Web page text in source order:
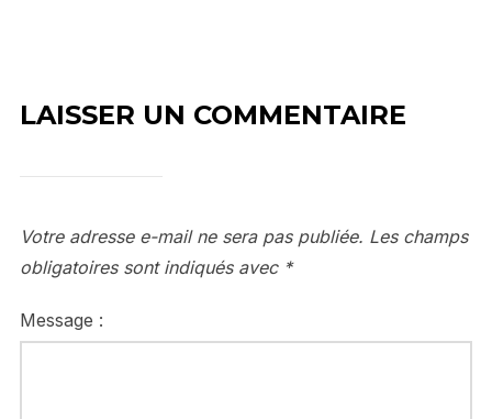
LAISSER UN COMMENTAIRE
Votre adresse e-mail ne sera pas publiée. Les champs
obligatoires sont indiqués avec *
Message :